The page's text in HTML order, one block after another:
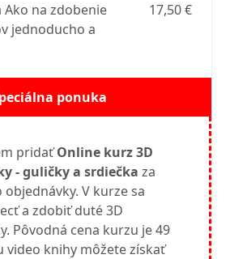
Ako na zdobenie
jednoducho a
17,50 €
ponuka
pridaťOnline kurz 3D
- guličky a srdiečka za
objednávky. V kurze sa
a zdobiť duté 3D
Pôvodná cena kurzu je 49
video knihy môžete získať